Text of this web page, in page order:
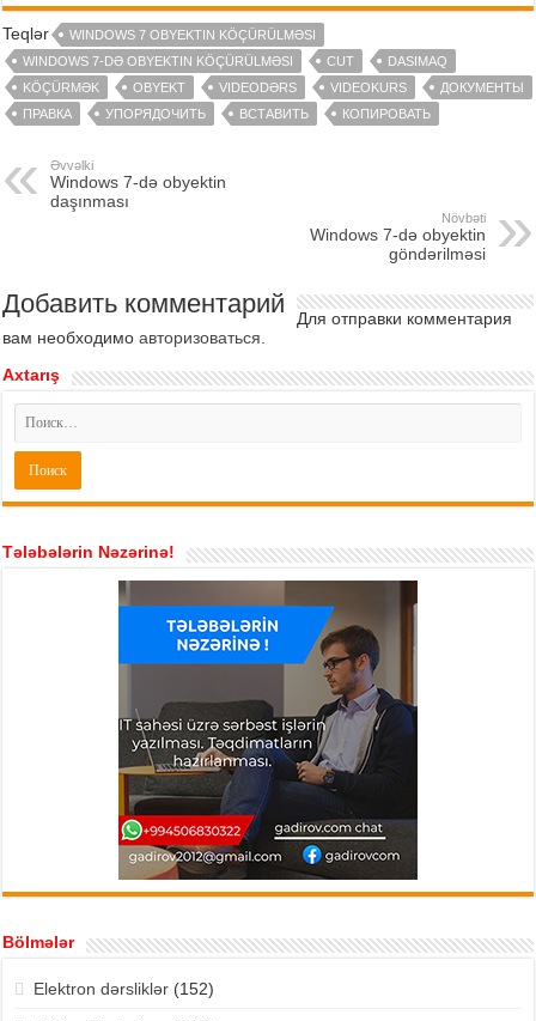
Teqlər
WINDOWS 7 OBYEKTIN KÖÇÜRÜLMƏSI
WINDOWS 7-DƏ OBYEKTIN KÖÇÜRÜLMƏSI
CUT
DASIMAQ
KÖÇÜRMƏK
OBYEKT VIDEODƏRS VIDEOKURS
ДОКУМЕНТЫ
ПРАВКА
УПОРЯДОЧИТЬ ВСТАВИТЬ КОПИРОВАТЬ
Əvvəlki
Windows 7-də obyektin
daşınması
Növbəti
Windows 7-də obyektin
göndərilməsi
Добавить комментарий
Для отправки комментария
вам необходимоавторизоваться
Axtarış
Tələbələrin Nəzərinə!
Bölmələr
Elektron dərsliklər(152)